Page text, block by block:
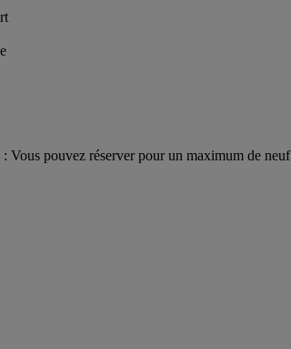
Vous pouvez réserver pour un maximum de neuf